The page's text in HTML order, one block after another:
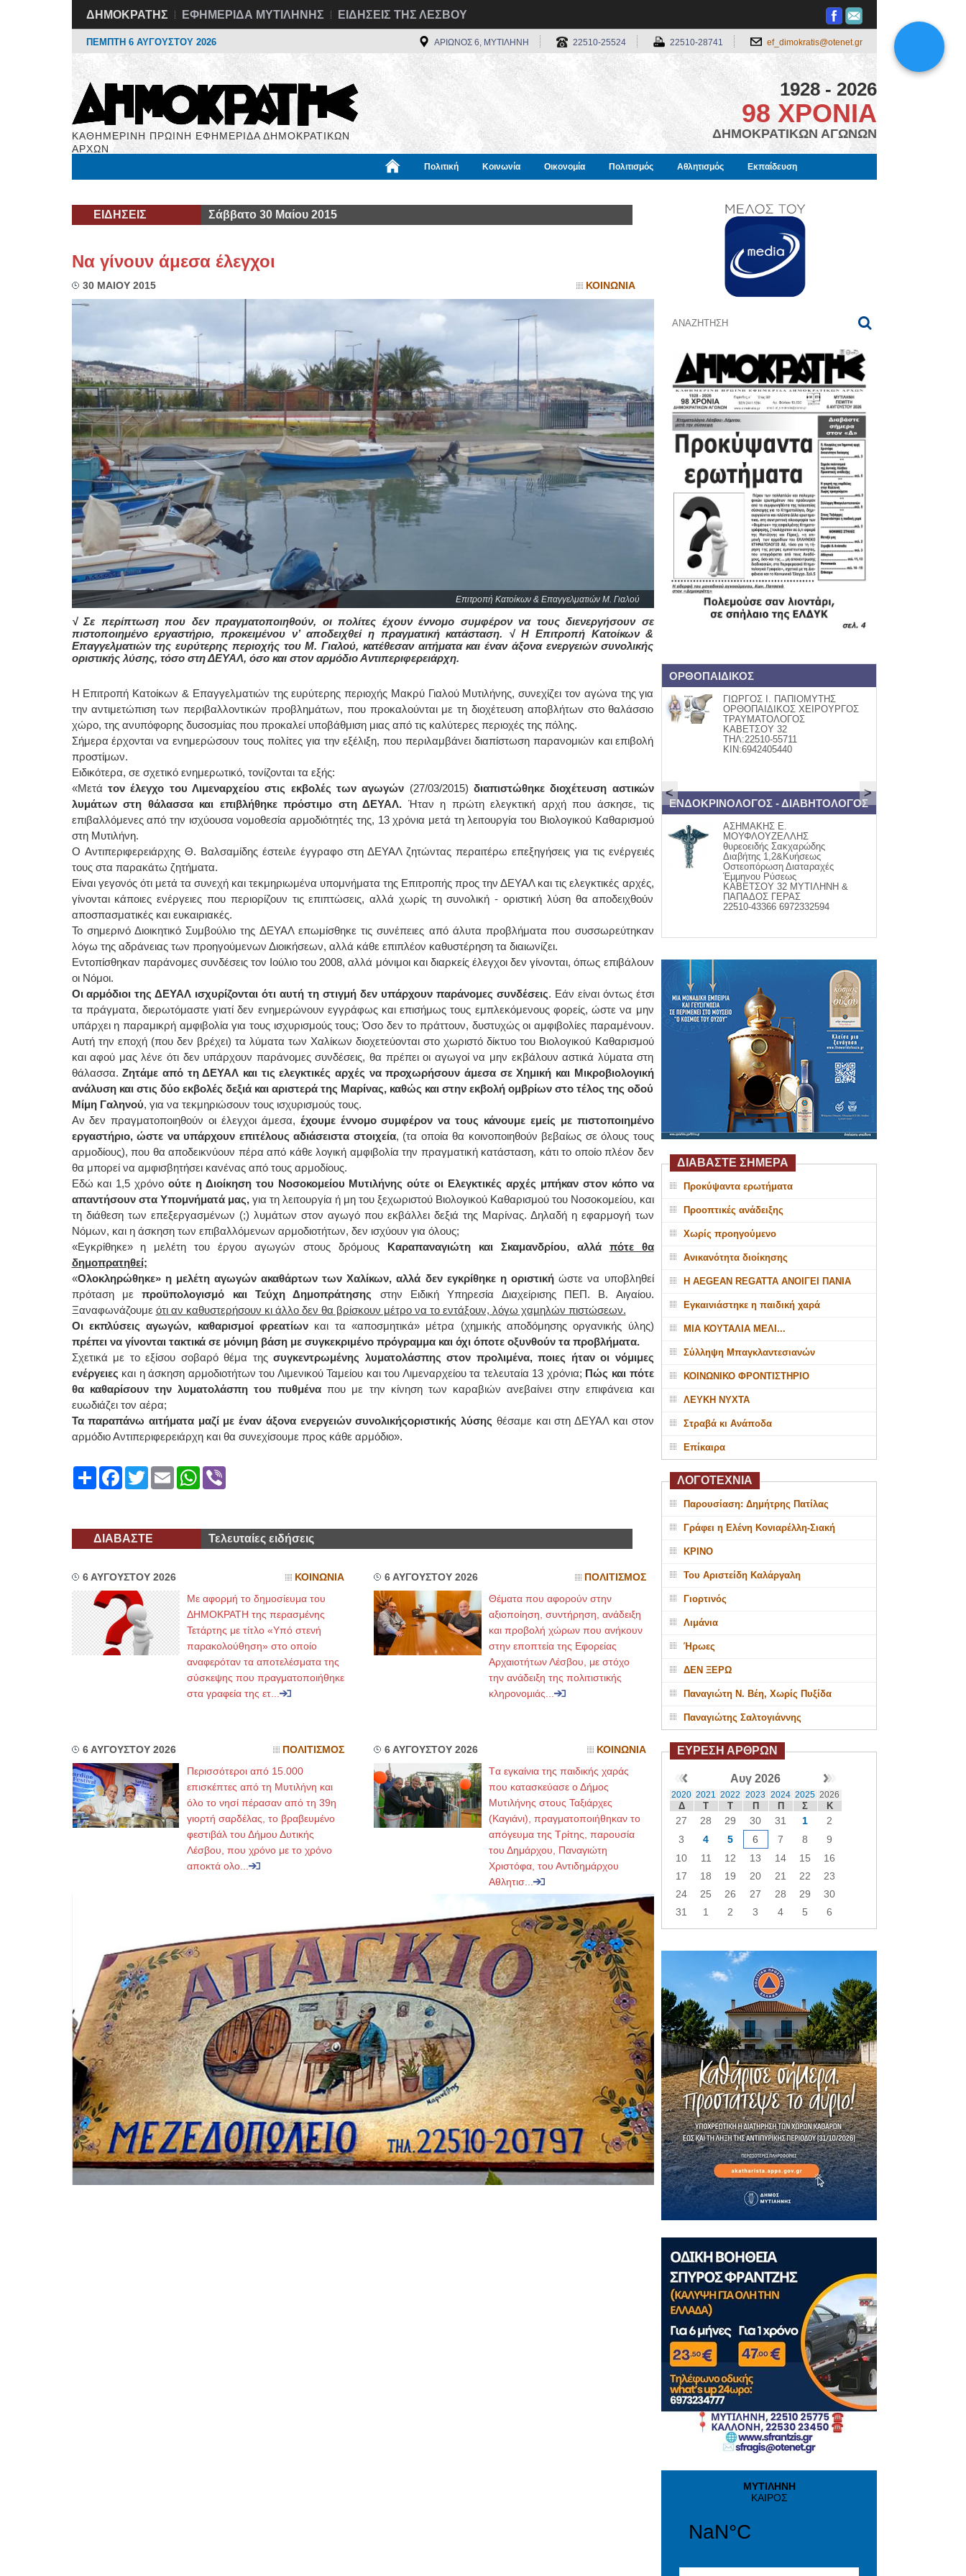
ΔΗΜΟΚΡΑΤΗΣ ΕΦΗΜΕΡΙΔΑ ΜΥΤΙΛΗΝΗΣ ΕΙΔΗΣΕΙΣ ΤΗΣ ΛΕΣΒΟΥ
ΠΕΜΠΤΗ 6 ΑΥΓΟΥΣΤΟΥ 2026 ΑΡΙΩΝΟΣ 6, ΜΥΤΙΛΗΝΗ 22510-25524 22510-28741 ef_dimokratis@otenet.gr
ΚΑΘΗΜΕΡΙΝΗ ΠΡΩΙΝΗ ΕΦΗΜΕΡΙΔΑ ΔΗΜΟΚΡΑΤΙΚΩΝ
ΑΡΧΩΝ
1928 - 2026
98 ΧΡΟΝΙΑ
ΔΗΜΟΚΡΑΤΙΚΩΝ ΑΓΩΝΩΝ
Πολιτική Κοινωνία Οικονομία Πολιτισμός Αθλητισμός Εκπαίδευση
ΕΙΔΗΣΕΙΣ Σάββατο 30 Μαίου 2015
Να γίνουν άμεσα έλεγχοι
30 ΜΑΙΟΥ 2015 ΚΟΙΝΩΝΙΑ
Επιτροπή Κατοίκων & Επαγγελματιών Μ. Γιαλού
√ Σε περίπτωση που δεν πραγματοποιηθούν, οι πολίτες έχουν έννομο συμφέρον να τους διενεργήσουν σε
πιστοποιημένο εργαστήριο, προκειμένου ν’ αποδειχθεί η πραγματική κατάσταση. √ Η Επιτροπή Κατοίκων &
Επαγγελματιών της ευρύτερης περιοχής του Μ. Γιαλού, κατέθεσαν αιτήματα και έναν άξονα ενεργειών συνολικής
οριστικής λύσης, τόσο στη ΔΕΥΑΛ, όσο και στον αρμόδιο Αντιπεριφερειάρχη.
Η Επιτροπή Κατοίκων & Επαγγελματιών της ευρύτερης περιοχής Μακρύ Γιαλού Μυτιλήνης, συνεχίζει τον αγώνα της για
την αντιμετώπιση των περιβαλλοντικών προβλημάτων, που προκαλούνται με τη διοχέτευση αποβλήτων στο θαλάσσιο
χώρο, της ανυπόφορης δυσοσμίας που προκαλεί υποβάθμιση μιας από τις καλύτερες περιοχές της πόλης.
Σήμερα έρχονται να ενημερώσουν τους πολίτες για την εξέλιξη, που περιλαμβάνει διαπίστωση παρανομιών και επιβολή
προστίμων.
Ειδικότερα, σε σχετικό ενημερωτικό, τονίζονται τα εξής:
«Μετά τον έλεγχο του Λιμεναρχείου στις εκβολές των αγωγών (27/03/2015) διαπιστώθηκε διοχέτευση αστικών
λυμάτων στη θάλασσα και επιβλήθηκε πρόστιμο στη ΔΕΥΑΛ. Ήταν η πρώτη ελεγκτική αρχή που άσκησε, τις
επιβαλλόμενες από την ισχύουσα νομοθεσία αρμοδιότητές της, 13 χρόνια μετά τη λειτουργία του Βιολογικού Καθαρισμού
στη Μυτιλήνη.
O Αντιπεριφερειάρχης Θ. Βαλσαμίδης έστειλε έγγραφο στη ΔΕΥΑΛ ζητώντας περαιτέρω επεξηγήσεις για τις ενέργειές
τους στα παρακάτω ζητήματα.
Είναι γεγονός ότι μετά τα συνεχή και τεκμηριωμένα υπομνήματα της Επιτροπής προς την ΔΕΥΑΛ και τις ελεγκτικές αρχές,
γίνονται κάποιες ενέργειες που περιορίζουν τις επιπτώσεις, αλλά χωρίς τη συνολική - οριστική λύση θα αποδειχθούν
αποσπασματικές και ευκαιριακές.
Το σημερινό Διοικητικό Συμβούλιο της ΔΕΥΑΛ επωμίσθηκε τις συνέπειες από άλυτα προβλήματα που συσσωρεύτηκαν
λόγω της αδράνειας των προηγούμενων Διοικήσεων, αλλά κάθε επιπλέον καθυστέρηση τα διαιωνίζει.
Εντοπίσθηκαν παράνομες συνδέσεις τον Ιούλιο του 2008, αλλά μόνιμοι και διαρκείς έλεγχοι δεν γίνονται, όπως επιβάλουν
οι Νόμοι.
Οι αρμόδιοι της ΔΕΥΑΛ ισχυρίζονται ότι αυτή τη στιγμή δεν υπάρχουν παράνομες συνδέσεις. Εάν είναι όντως έτσι
τα πράγματα, διερωτόμαστε γιατί δεν ενημερώνουν εγγράφως και επισήμως τους εμπλεκόμενους φορείς, ώστε να μην
υπάρχει η παραμικρή αμφιβολία για τους ισχυρισμούς τους; Όσο δεν το πράττουν, δυστυχώς οι αμφιβολίες παραμένουν.
Αυτή την εποχή (που δεν βρέχει) τα λύματα των Χαλίκων διοχετεύονται στο χωριστό δίκτυο του Βιολογικού Καθαρισμού
και αφού μας λένε ότι δεν υπάρχουν παράνομες συνδέσεις, θα πρέπει οι αγωγοί να μην εκβάλουν αστικά λύματα στη
θάλασσα.Ζητάμε από τη ΔΕΥΑΛ και τις ελεγκτικές αρχές να προχωρήσουν άμεσα σε Χημική και Μικροβιολογική
ανάλυση και στις δύο εκβολές δεξιά και αριστερά της Μαρίνας, καθώς και στην εκβολή ομβρίων στο τέλος της οδού
Μίμη Γαληνού, για να τεκμηριώσουν τους ισχυρισμούς τους.
Αν δεν πραγματοποιηθούν οι έλεγχοι άμεσα, έχουμε έννομο συμφέρον να τους κάνουμε εμείς με πιστοποιημένο
εργαστήριο, ώστε να υπάρχουν επιτέλους αδιάσειστα στοιχεία, (τα οποία θα κοινοποιηθούν βεβαίως σε όλους τους
αρμοδίους), που θα αποδεικνύουν πέρα από κάθε λογική αμφιβολία την πραγματική κατάσταση, κάτι το οποίο πλέον δεν
θα μπορεί να αμφισβητήσει κανένας από τους αρμοδίους.
Εδώ και 1,5 χρόνοούτε η Διοίκηση του Νοσοκομείου Μυτιλήνης ούτε οι Ελεγκτικές αρχές μπήκαν στον κόπο να
απαντήσουν στα Υπομνήματά μας,για τη λειτουργία ή μη του ξεχωριστού Βιολογικού Καθαρισμού του Νοσοκομείου, και
τη διάθεση των επεξεργασμένων (;) λυμάτων στον αγωγό που εκβάλλει δεξιά της Μαρίνας. Δηλαδή η εφαρμογή των
Νόμων, και η άσκηση των επιβαλλόμενων αρμοδιοτήτων, δεν ισχύουν για όλους;
«Εγκρίθηκε» η μελέτη του έργου αγωγών στους δρόμους Καραπαναγιώτη και Σκαμανδρίου, αλλά πότε θα
δημοπρατηθεί;
«Ολοκληρώθηκε» η μελέτη αγωγών ακαθάρτων των Χαλίκων, αλλά δεν εγκρίθηκε η οριστική ώστε να υποβληθεί
πρόταση μεπροϋπολογισμό και Τεύχη Δημοπράτησης στην Ειδική Υπηρεσία Διαχείρισης ΠΕΠ. Β. Αιγαίου.
Ξαναφωνάζουμε ότι αν καθυστερήσουν κι άλλο δεν θα βρίσκουν μέτρο να το εντάξουν, λόγω χαμηλών πιστώσεων.
Οι εκπλύσεις αγωγών, καθαρισμοί φρεατίωνκαι τα «αποσμητικά» μέτρα (χημικής αποδόμησης οργανικής ύλης)
πρέπει να γίνονται τακτικά σε μόνιμη βάση με συγκεκριμένο πρόγραμμα και όχι όποτε οξυνθούν τα προβλήματα.
Σχετικά με το εξίσου σοβαρό θέμα της συγκεντρωμένης λυματολάσπης στον προλιμένα, ποιες ήταν οι νόμιμες
ενέργειες και η άσκηση αρμοδιοτήτων του Λιμενικού Ταμείου και του Λιμεναρχείου τα τελευταία 13 χρόνια; Πώς και πότε
θα καθαρίσουν την λυματολάσπη του πυθμένα που με την κίνηση των καραβιών ανεβαίνει στην επιφάνεια και
ευωδιάζει τον αέρα;
Τα παραπάνω αιτήματα μαζί με έναν άξονα ενεργειών συνολικήςοριστικής λύσης θέσαμε και στη ΔΕΥΑΛ και στον
αρμόδιο Αντιπεριφερειάρχη και θα συνεχίσουμε προς κάθε αρμόδιο».
ShareFacebook
TwitterEmailWhatsApp
Viber
ΔΙΑΒΑΣΤΕ Τελευταίες ειδήσεις
6 ΑΥΓΟΥΣΤΟΥ 2026 ΚΟΙΝΩΝΙΑ
Με αφορμή το δημοσίευμα του
ΔΗΜΟΚΡΑΤΗ της περασμένης
Τετάρτης με τίτλο «Υπό στενή
παρακολούθηση» στο οποίο
αναφερόταν τα αποτελέσματα της
σύσκεψης που πραγματοποιήθηκε
στα γραφεία της ετ...
6 ΑΥΓΟΥΣΤΟΥ 2026 ΠΟΛΙΤΙΣΜΟΣ
Θέματα που αφορούν στην
αξιοποίηση, συντήρηση, ανάδειξη
και προβολή χώρων που ανήκουν
στην εποπτεία της Εφορείας
Αρχαιοτήτων Λέσβου, με στόχο
την ανάδειξη της πολιτιστικής
κληρονομιάς...
6 ΑΥΓΟΥΣΤΟΥ 2026 ΠΟΛΙΤΙΣΜΟΣ
Περισσότεροι από 15.000
επισκέπτες από τη Μυτιλήνη και
όλο το νησί πέρασαν από τη 39η
γιορτή σαρδέλας, το βραβευμένο
φεστιβάλ του Δήμου Δυτικής
Λέσβου, που χρόνο με το χρόνο
αποκτά ολο...
6 ΑΥΓΟΥΣΤΟΥ 2026 ΚΟΙΝΩΝΙΑ
Tα εγκαίνια της παιδικής χαράς
που κατασκεύασε ο Δήμος
Μυτιλήνης στους Ταξιάρχες
(Καγιάνι), πραγματοποιήθηκαν το
απόγευμα της Τρίτης, παρουσία
του Δημάρχου, Παναγιώτη
Χριστόφα, του Αντιδημάρχου
Αθλητισ...
>
<
ΧΕΙΡΟΥΡΓΟΣ
ΟΦΘΑΛΜΙΑΤΡΟΣ
Διδάκτωρ Ιατρικής Σχολής
Πανεπιστημίου Αθηνών
Καλλιπόλεως 3,Νέα Σμύρνη,
τηλ:210-9320215
Χειρουργός Ωτορινολαρυγγολόγος
Έλενα Μπούμπα
Διδ.Παν.Αθηνών
Διπλωματούχος Ευρ.Ακαδημίας
2102467085 & 6938502258
email- elenboumpa@gmail.com
ΟΡΘΟΠΑΙΔΙΚΟΣ
ΓΙΩΡΓΟΣ Ι. ΠΑΠΙΟΜΥΤΗΣ
ΟΡΘΟΠΑΙΔΙΚΟΣ ΧΕΙΡΟΥΡΓΟΣ
ΤΡΑΥΜΑΤΟΛΟΓΟΣ
ΚΑΒΕΤΣΟΥ 32
ΤΗΛ:22510-55711
ΚΙΝ:6942405440
ΕΝΔΟΚΡΙΝΟΛΟΓΟΣ - ΔΙΑΒΗΤΟΛΟΓΟΣ
ΑΣΗΜΑΚΗΣ Ε.
ΜΟΥΦΛΟΥΖΕΛΛΗΣ
θυρεοειδής Σακχαρώδης
Διαβήτης 1,2&Κυήσεως
Οστεοπόρωση Διαταραχές
Έμμηνου Ρύσεως
ΚΑΒΕΤΣΟΥ 32 ΜΥΤΙΛΗΝΗ &
ΠΑΠΑΔΟΣ ΓΕΡΑΣ
22510-43366 6972332594
ΔΙΑΒΑΣΤΕ ΣΗΜΕΡΑ
Προκύψαντα ερωτήματα
Προοπτικές ανάδειξης
Χωρίς προηγούμενο
Ανικανότητα διοίκησης
Η AEGEAN REGATTA ΑΝΟΙΓΕΙ ΠΑΝΙΑ
Εγκαινιάστηκε η παιδική χαρά
ΜΙΑ ΚΟΥΤΑΛΙΑ ΜΕΛΙ...
Σύλληψη Μπαγκλαντεσιανών
ΚΟΙΝΩΝΙΚΟ ΦΡΟΝΤΙΣΤΗΡΙΟ
ΛΕΥΚΗ ΝΥΧΤΑ
Στραβά κι Ανάποδα
Επίκαιρα
ΛΟΓΟΤΕΧΝΙΑ
Παρουσίαση: Δημήτρης Πατίλας
Γράφει η Ελένη Κονιαρέλλη-Σιακή
ΚΡΙΝΟ
Του Αριστείδη Καλάργαλη
Γιορτινός
Λιμάνια
Ήρωες
ΔΕΝ ΞΕΡΩ
Παναγιώτη Ν. Βέη, Χωρίς Πυξίδα
Παναγιώτης Σαλτογιάννης
ΕΥΡΕΣΗ ΑΡΘΡΩΝ
Αυγ 2026
2020 2021 2022 2023 2024 2025 2026
Δ Τ Τ Π Π Σ Κ
27 28 29 30 31 1
2
3
4 5 6 7 8
9
10
11 12 13 14 15
16
17
18 19 20 21 22
23
24
25 26 27 28 29
30
31
1 2 3 4 5 6